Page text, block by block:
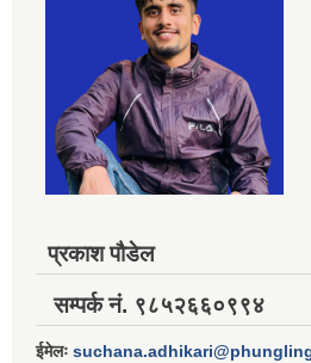
प्रकाश पौडेल
सम्पर्क नं. ९८५२६६०९९४
ईमेलः